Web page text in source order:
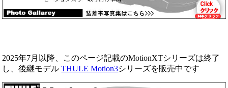
2025年7月以降、このページ記載のMotionXTシリーズは終了
し、後継モデルTHULE Motion3シリーズを販売中です